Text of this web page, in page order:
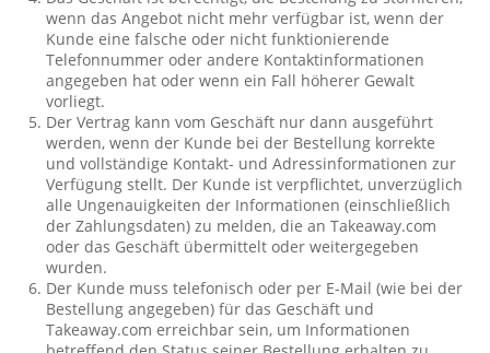
wenn das Angebot nicht mehr verfügbar ist, wenn der
Kunde eine falsche oder nicht funktionierende
Telefonnummer oder andere Kontaktinformationen
angegeben hat oder wenn ein Fall höherer Gewalt
vorliegt.
Der Vertrag kann vom Geschäft nur dann ausgeführt
werden, wenn der Kunde bei der Bestellung korrekte
und vollständige Kontakt- und Adressinformationen zur
Verfügung stellt. Der Kunde ist verpflichtet, unverzüglich
alle Ungenauigkeiten der Informationen (einschließlich
der Zahlungsdaten) zu melden, die an Takeaway.com
oder das Geschäft übermittelt oder weitergegeben
wurden.
Der Kunde muss telefonisch oder per E-Mail (wie bei der
Bestellung angegeben) für das Geschäft und
Takeaway.com erreichbar sein, um Informationen